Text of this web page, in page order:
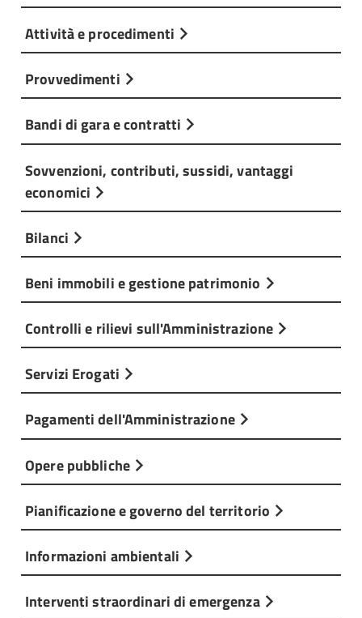
Attività e procedimenti
Provvedimenti
Bandi di gara e contratti
Sovvenzioni, contributi, sussidi, vantaggi
economici
Bilanci
Beni immobili e gestione patrimonio
Controlli e rilievi sull'Amministrazione
Servizi Erogati
Pagamenti dell'Amministrazione
Opere pubbliche
Pianificazione e governo del territorio
Informazioni ambientali
Interventi straordinari di emergenza